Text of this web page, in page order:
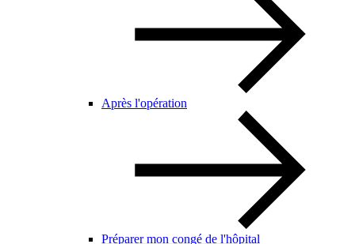
Après l'opération
Préparer mon congé de l'hôpital